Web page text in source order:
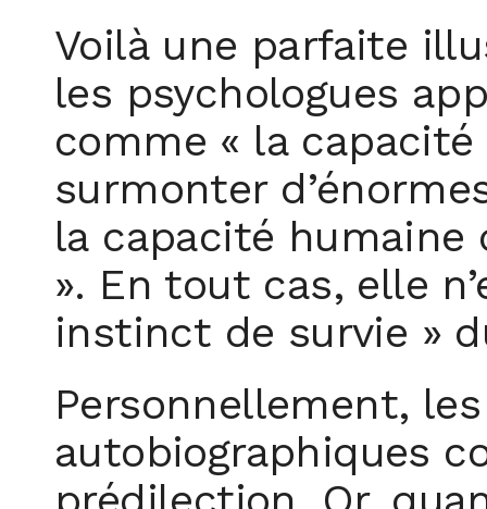
Voilà une parfaite
les psychologues
comme « la
surmonter
la capacité humaine
». En tout cas, elle
instinct de survie »
Personnellement,
autobiographiques